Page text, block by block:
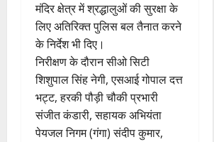
मंदिर क्षेत्र में श्रद्धालुओं की सुरक्षा के
लिए अतिरिक्त पुलिस बल तैनात करने
के निर्देश भी दिए।
निरीक्षण के दौरान सीओ सिटी
शिशुपाल सिंह नेगी, एसआई गोपाल दत्त
भट्ट, हरकी पौड़ी चौकी प्रभारी
संजीत कंडारी, सहायक अभियंता
पेयजल निगम (गंगा) संदीप कुमार,